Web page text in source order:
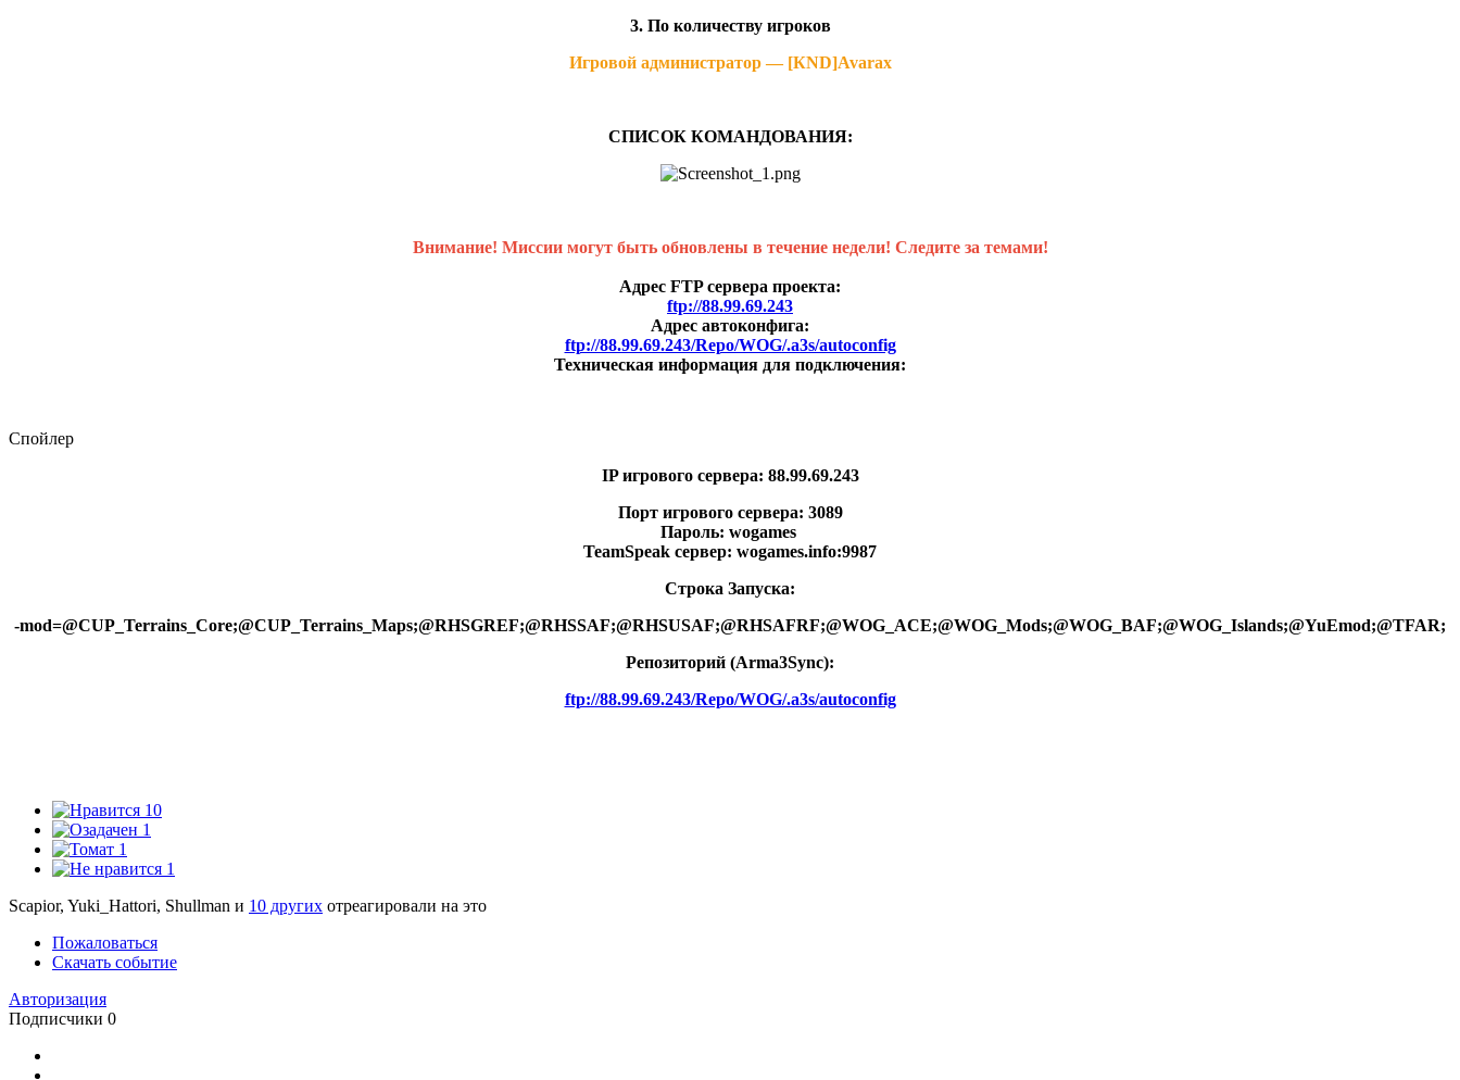
3. По количеству игроков
Игровой администратор — [КND]Avarax
СПИСОК КОМАНДОВАНИЯ:
Внимание! Миссии могут быть обновлены в течение недели! Следите за темами!
Адрес FTP сервера проекта:
ftp://88.99.69.243
Адрес автоконфига:
ftp://88.99.69.243/Repo/WOG/.a3s/autoconfig
Техническая информация для подключения:
Спойлер
IP игрового сервера: 88.99.69.243
Порт игрового сервера: 3089
Пароль: wogames
TeamSpeak сервер: wogames.info:9987
Строка Запуска:
-mod=@CUP_Terrains_Core;@CUP_Terrains_Maps;@RHSGREF;@RHSSAF;@RHSUSAF;@RHSAFRF;@WOG_ACE;@WOG_Mods;@WOG_BAF;@WOG_Islands;@YuEmod;@TFAR;
Репозиторий (Arma3Synс):
ftp://88.99.69.243/Repo/WOG/.a3s/autoconfig
10
1
1
1
Scapior, Yuki_Hattori, Shullman и 10 других отреагировали на это
Пожаловаться
Скачать событие
Авторизация
Подписчики 0